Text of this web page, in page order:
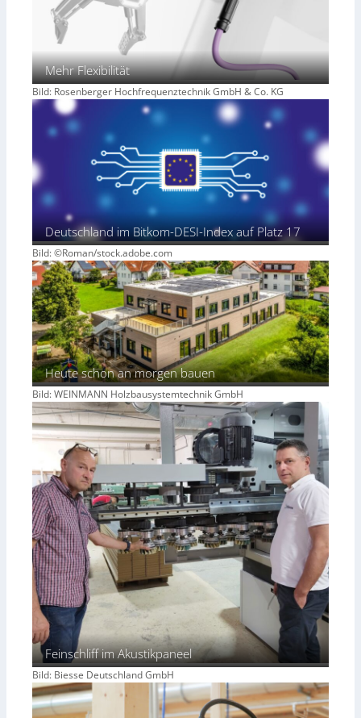
Mehr Flexibilität
Bild: Rosenberger Hochfrequenztechnik GmbH & Co. KG
Deutschland im Bitkom-DESI-Index auf Platz 17
Bild: ©Roman/stock.adobe.com
Heute schon an morgen bauen
Bild: WEINMANN Holzbausystemtechnik GmbH
Feinschliff im Akustikpaneel
Bild: Biesse Deutschland GmbH